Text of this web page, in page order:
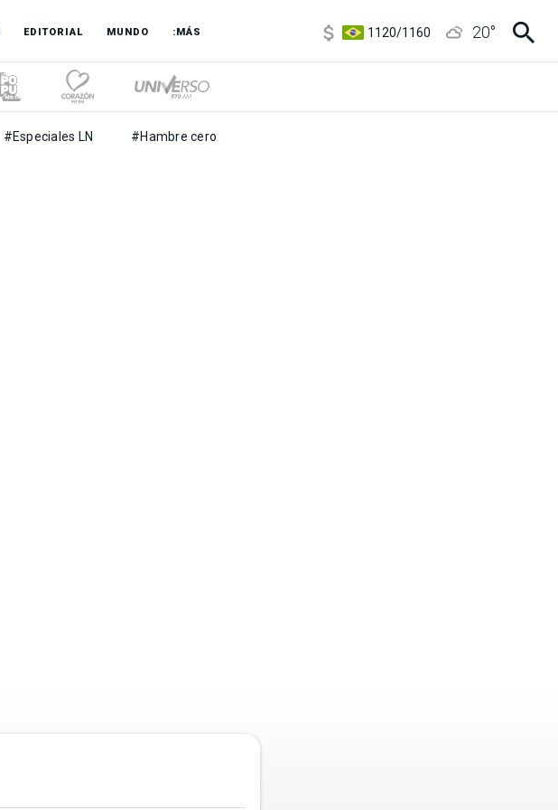
EDITORIAL MUNDO :MÁS
1120/1160
20°
#Especiales LN #Hambre cero